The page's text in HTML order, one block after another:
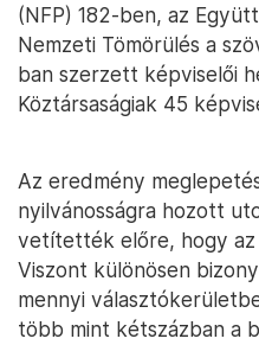
(NFP) 182-ben, az
Nemzeti Tömörülés a
ban szerzett képviselői
Köztársaságiak 45
Az eredmény
nyilvánosságra hozott
vetítették előre, hogy az
Viszont különösen
mennyi
több mint kétszázban a